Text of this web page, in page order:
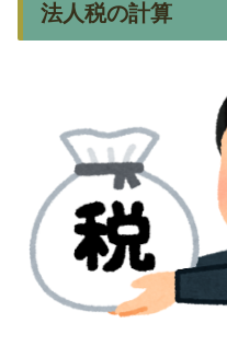
法人税の計算